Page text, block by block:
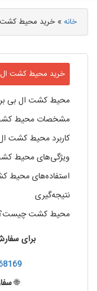
خانه» خرید محیط کشت
خرید محیط کشت ال
محیط کشت ال بی
مشخصات محیط کشت
کاربرد محیط کشت
ویژگی‌های محیط
استفاده‌های محیط
نتیجه‌گیری
محیط کشت
برای
🌐